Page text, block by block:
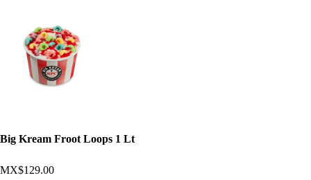
Big Kream Froot Loops 1 Lt
MX$129.00